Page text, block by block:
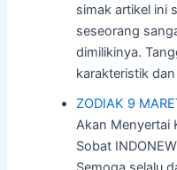
simak artikel ini
seseorang
dimilikinya.
karakteristik
ZODIAK 9
Akan Menyertai
Sobat